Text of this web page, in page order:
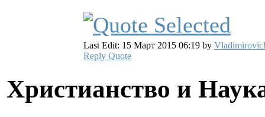
Last Edit: 15 Март 2015 06:19 by
Reply Quote
Христианство и